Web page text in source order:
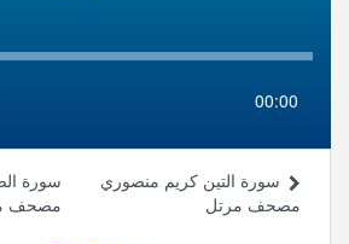
00:00
سورة
مصحف
سورة التين كريم منصوري
مصحف مرتل